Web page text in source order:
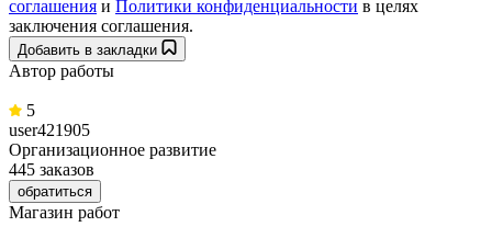
соглашения и Политики конфиденциальности в целях
заключения соглашения.
Добавить в закладки
Автор работы
5
user421905
Организационное развитие
445 заказов
обратиться
Магазин работ